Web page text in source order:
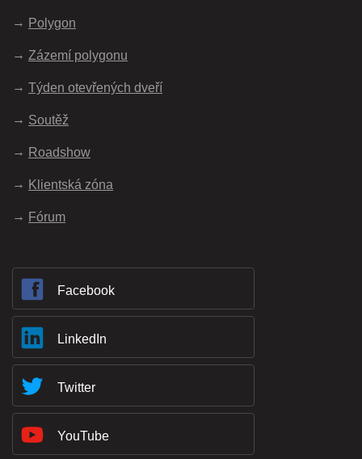
Polygon
Zázemí polygonu
Týden otevřených dveří
Soutěž
Roadshow
Klientská zóna
Fórum
Facebook
LinkedIn
Twitter
YouTube